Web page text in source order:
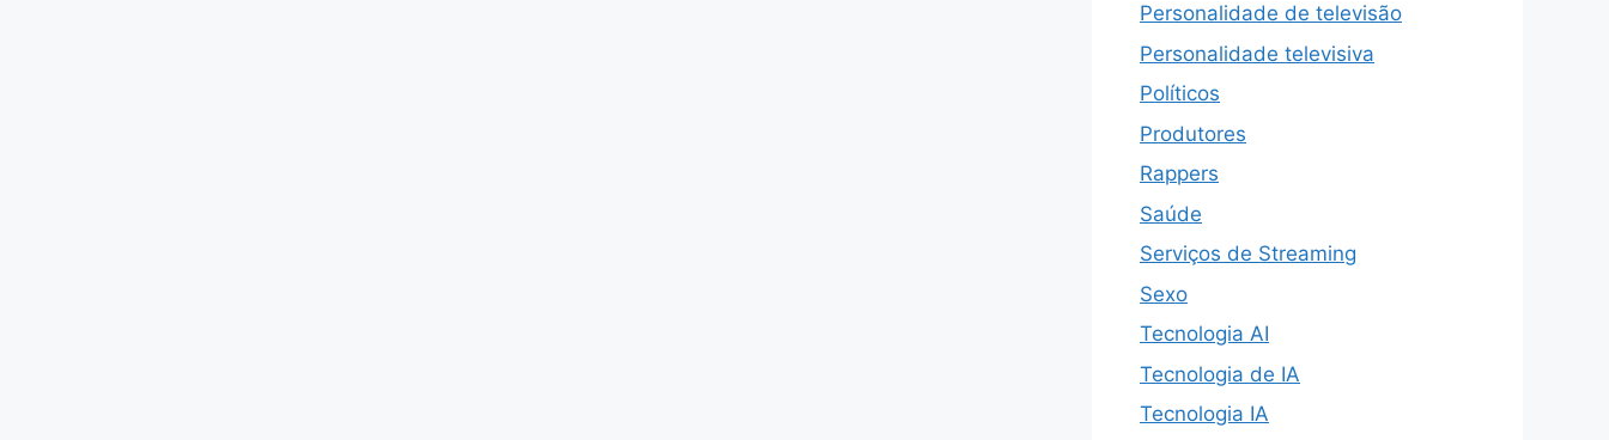
Personalidade de televisão
Personalidade televisiva
Políticos
Produtores
Rappers
Saúde
Serviços de Streaming
Sexo
Tecnologia AI
Tecnologia de IA
Tecnologia IA